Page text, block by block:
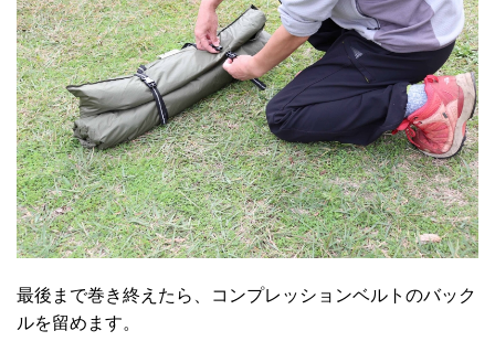
最後まで巻き終えたら、コンプレッションベルトのバック
ルを留めます。